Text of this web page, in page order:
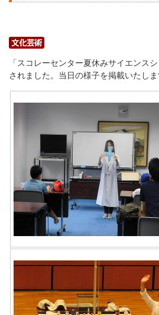
「スコレーセンター夏休みサイエンス
されました。当日の様子を掲載いたしま